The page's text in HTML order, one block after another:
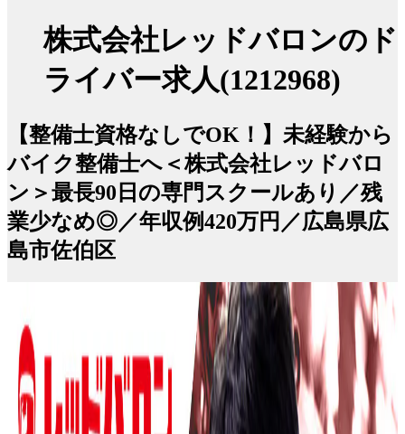
株式会社レッドバロンのド
ライバー求人(1212968)
【整備士資格なしでOK！】未経験から
バイク整備士へ＜株式会社レッドバロ
ン＞最長90日の専門スクールあり／残
業少なめ◎／年収例420万円／広島県広
島市佐伯区